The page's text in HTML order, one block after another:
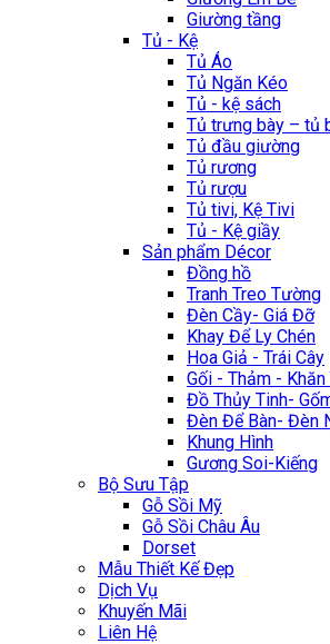
Giường tầng
Tủ - Kệ
Tủ Áo
Tủ Ngăn Kéo
Tủ - kệ sách
Tủ trưng bày – tủ
Tủ đầu giường
Tủ rương
Tủ rượu
Tủ tivi, Kệ Tivi
Tủ - Kệ giầy
Sản phẩm Décor
Đồng hồ
Tranh Treo Tường
Đèn Cầy- Giá Đỡ
Khay Để Ly Chén
Hoa Giả - Trái Cây
Gối - Thảm - Khăn
Đồ Thủy Tinh-
Đèn Để Bàn- Đèn
Khung Hình
Gương Soi-Kiếng
Bộ Sưu Tập
Gỗ Sồi Mỹ
Gỗ Sồi Châu Âu
Dorset
Mẫu Thiết Kế Đẹp
Dịch Vụ
Khuyến Mãi
Liên Hệ